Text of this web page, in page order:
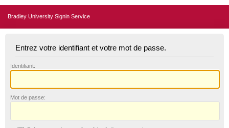
Bradley University Signin Service
Entrez votre identifiant et votre mot de passe.
Identifiant:
Mot de passe: